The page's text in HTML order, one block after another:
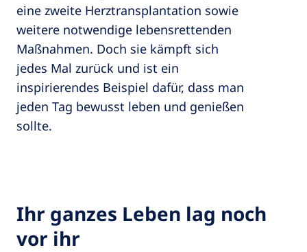
eine zweite Herztransplantation sowie
weitere notwendige lebensrettenden
Maßnahmen. Doch sie kämpft sich
jedes Mal zurück und ist ein
inspirierendes Beispiel dafür, dass man
jeden Tag bewusst leben und genießen
sollte.
Ihr ganzes Leben lag noch
vor ihr